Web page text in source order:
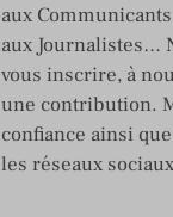
aux
aux Journalistes…
vous inscrire, à
une contribution.
confiance ainsi
les réseaux